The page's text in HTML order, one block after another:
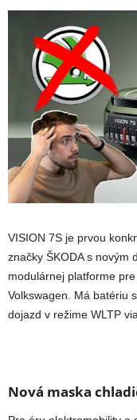
VISION 7S je prvou
značky ŠKODA s novým
modulárnej platforme
Volkswagen. Má batériu
dojazd v režime WLTP
Nová maska